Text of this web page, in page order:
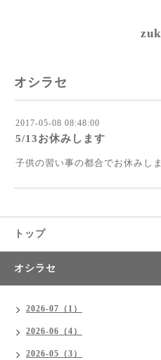
オシラセ
2017-05-08 08:48:00
5/13お休みします
子供の習い事の都合でお休みし
トップ
オシラセ
2026-07（1）
2026-06（4）
2026-05（3）